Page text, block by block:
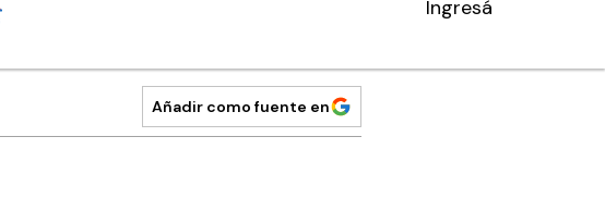
Ingresá
Añadir como fuente en